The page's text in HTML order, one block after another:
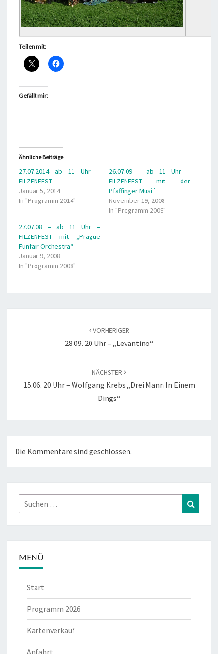
Teilen mit:
Gefällt mir:
Ähnliche Beiträge
27.07.2014 ab 11 Uhr –
FILZENFEST
Januar 5, 2014
In "Programm 2014"
26.07.09 – ab 11 Uhr –
FILZENFEST mit der
Pfaffinger Musi´
November 19, 2008
In "Programm 2009"
27.07.08 – ab 11 Uhr –
FILZENFEST mit „Prague
Funfair Orchestra“
Januar 9, 2008
In "Programm 2008"
VORHERIGER
28.09. 20 Uhr – „Levantino“
NÄCHSTER
15.06. 20 Uhr – Wolfgang Krebs „Drei Mann In Einem
Dings“
Die Kommentare sind geschlossen.
Suchen
nach:
MENÜ
Start
Programm 2026
Kartenverkauf
Anfahrt